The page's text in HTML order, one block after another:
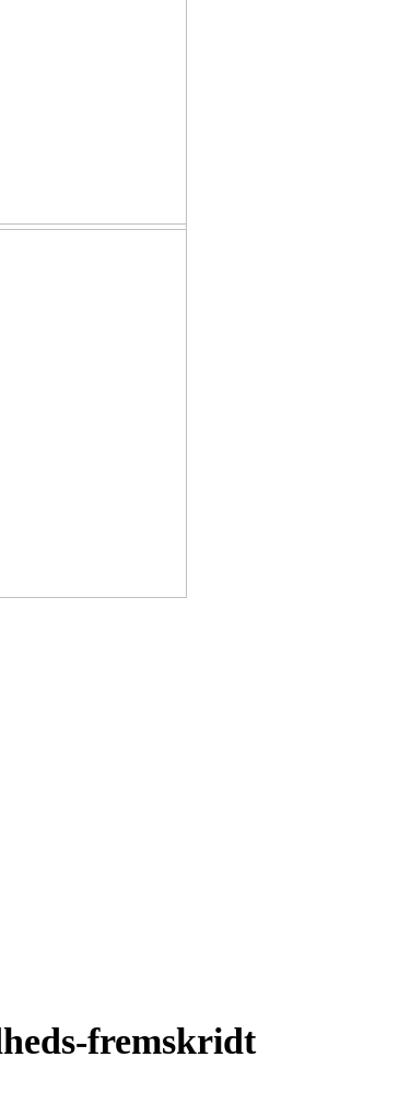
fremskridt